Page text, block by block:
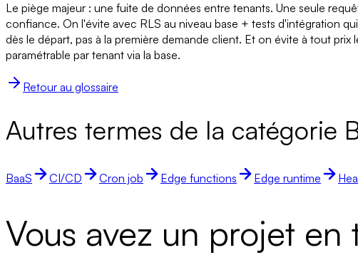
Le piège majeur : une fuite de données entre tenants. Une seule
confiance. On l'évite avec RLS au niveau base + tests d'intégration
dès le départ, pas à la première demande client. Et on évite à tout
paramétrable par tenant via la base.
Retour au glossaire
Autres termes de la catégorie
BaaS CI/CD Cron job Edge functions Edge runtime
Vous avez un projet en